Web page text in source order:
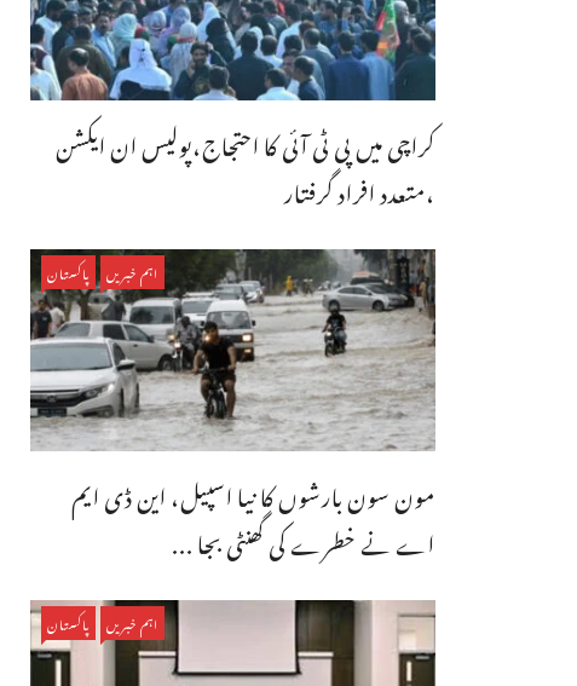
کراچی میں پی ٹی آئی کا احتجاج،پولیس ان ایکشن
،متعدد افراد گرفتار
اہم خبریں پاکستان
مون سون بارشوں کا نیا اسپیل، این ڈی ایم
اے نے خطرے کی گھنٹی بجا ...
اہم خبریں پاکستان